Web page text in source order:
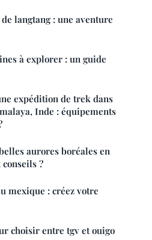
langtang : une aventure
à explorer : un guide
expédition de trek dans
Inde : équipements
aurores boréales en
?
mexique : créez votre
choisir entre tgv et ouigo